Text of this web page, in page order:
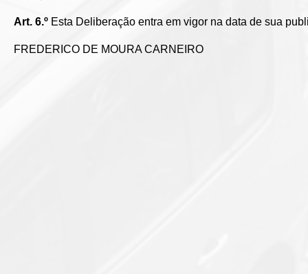
Art. 6.º Esta Deliberação entra em vigor na data de sua
FREDERICO DE MOURA CARNEIRO